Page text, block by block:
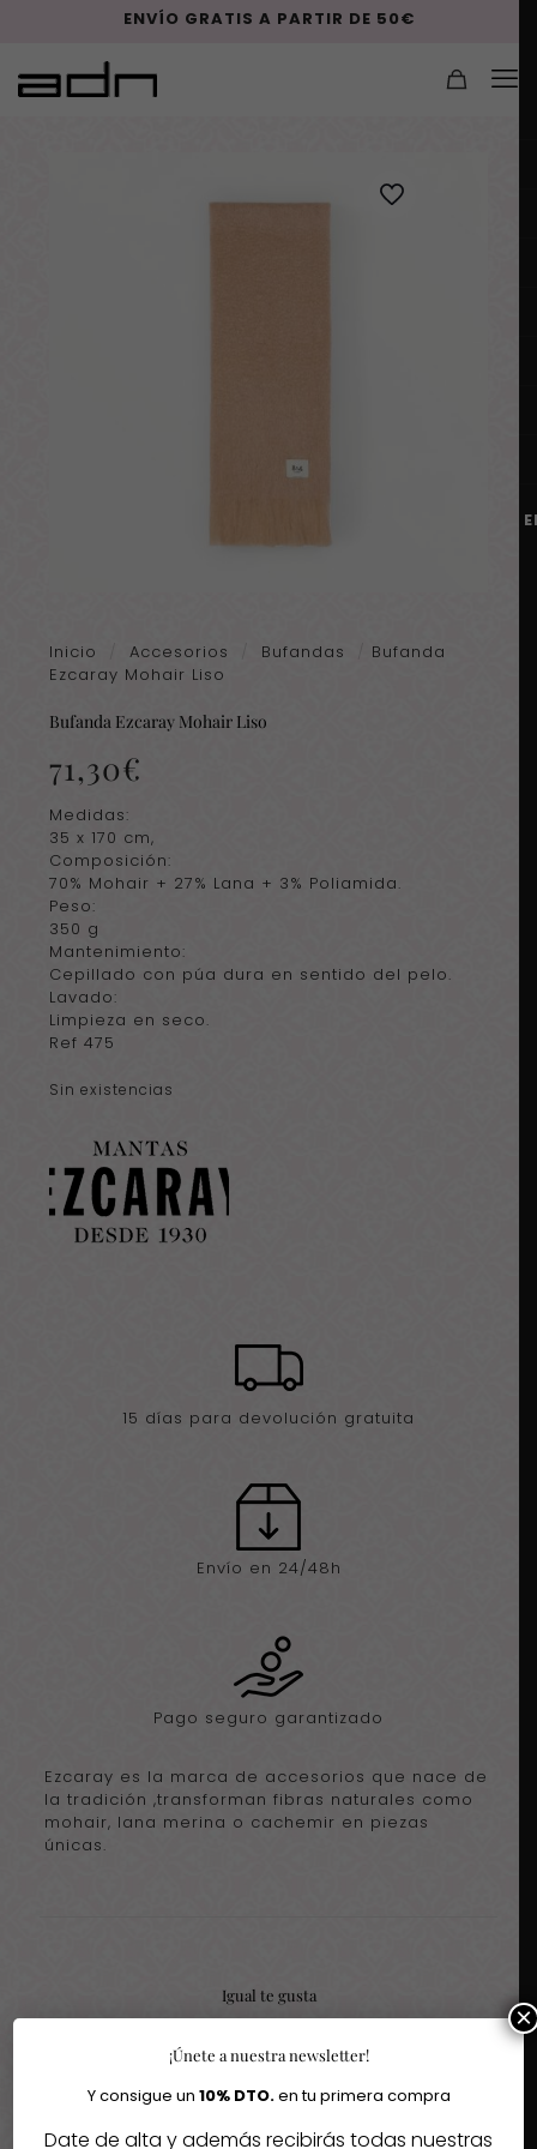
ENVÍO GRATIS A PARTIR DE 50€
Inicio Accesorios Bufandas
Bufanda
Ezcaray Mohair Liso
Bufanda Ezcaray Mohair Liso
71,30€
Medidas:
35 x 170 cm,
Composición:
70% Mohair + 27% Lana + 3% Poliamida.
Peso:
350 g
Mantenimiento:
Cepillado con púa dura en sentido del pelo.
Lavado:
Limpieza en seco.
Ref 475
Sin existencias
15 días para devolución gratuita
Envío en 24/48h
Pago seguro garantizado
Ezcaray es la marca de accesorios que nace de
la tradición ,transforman fibras naturales como
mohair, lana merina o cachemir en piezas
únicas.
Igual te gusta
Quizás te interesen estos fantásticos productos
¡Únete a nuestra newsletter!
Y consigue un 10% DTO.en tu primera compra
Date de alta y además recibirás todas nuestras
×